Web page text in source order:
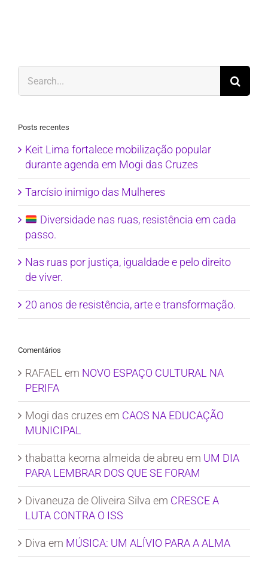
for:
Posts recentes
Keit Lima fortalece mobilização popular
durante agenda em Mogi das Cruzes
Tarcísio inimigo das Mulheres
Diversidade nas ruas, resistência em cada
passo.
Nas ruas por justiça, igualdade e pelo direito
de viver.
20 anos de resistência, arte e transformação.
Comentários
RAFAEL em NOVO ESPAÇO CULTURAL NA
PERIFA
Mogi das cruzes em CAOS NA EDUCAÇÃO
MUNICIPAL
thabatta keoma almeida de abreu em UM DIA
PARA LEMBRAR DOS QUE SE FORAM
Divaneuza de Oliveira Silva em CRESCE A
LUTA CONTRA O ISS
Diva em MÚSICA: UM ALÍVIO PARA A ALMA